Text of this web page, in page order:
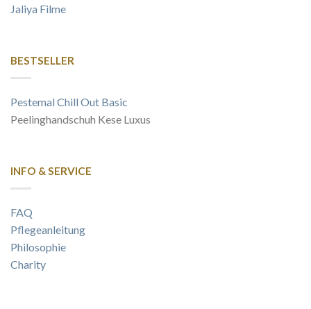
Jaliya Filme
BESTSELLER
Pestemal Chill Out Basic
Peelinghandschuh Kese Luxus
INFO & SERVICE
FAQ
Pflegeanleitung
Philosophie
Charity